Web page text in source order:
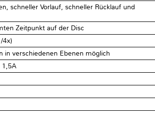
schneller Vorlauf, schneller Rücklauf und
Zeitpunkt auf der Disc
4x)
in verschiedenen Ebenen möglich
1,5A